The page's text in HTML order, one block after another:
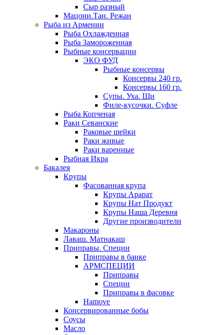
Сыр разный
Мацони.Тан. Режан
Рыба из Армении
Рыба Охлажденная
Рыба Замороженная
Рыбные консервации
ЭКО ФУД
Рыбные консервы
Консервы 240 гр.
Консервы 160 гр.
Супы. Уха. Щи
Филе-кусочки. Суфле
Рыба Копченая
Раки Севанские
Раковые шейки
Раки живые
Раки варенные
Рыбная Икра
Бакалея
Крупы
Фасованная крупа
Крупы Арарат
Крупы Нат Продукт
Крупы Наша Деревня
Другие производители
Макароны
Лаваш. Матнакаш
Приправы. Специи
Приправы в банке
АРМСПЕЦИИ
Приправы
Специи
Приправы в фасовке
Hamove
Консервированные бобы
Соусы
Масло